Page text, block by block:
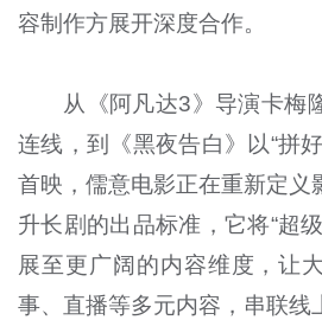
容制作方展开深度合作。
从《阿凡达3》导演卡梅
连线，到《黑夜告白》以“拼
首映，儒意电影正在重新定义
升长剧的出品标准，它将“超
展至更广阔的内容维度，让
事、直播等多元内容，串联线